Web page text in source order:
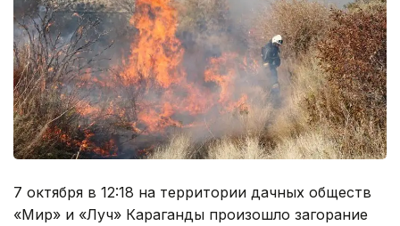
7 октября в 12:18 на территории дачных обществ
«Мир» и «Луч» Караганды произошло загорание